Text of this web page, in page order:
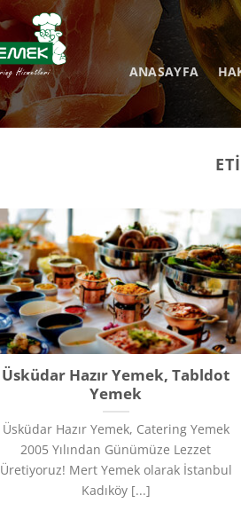
ANASAYFA
Üsküdar Hazır Yemek, Tabldot
Yemek
Üsküdar Hazır Yemek, Catering Yemek
2005 Yılından Günümüze Lezzet
Üretiyoruz!​ Mert Yemek olarak İstanbul
Kadıköy [...]